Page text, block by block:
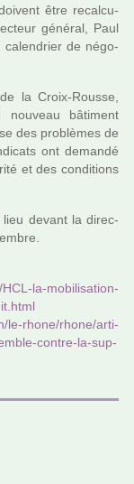
être recal­cu­
géné­ral, Paul
calen­drier de négo­
la Croix-Rousse,
bâti­ment
des pro­blè­mes de
ont demandé
et des condi­tions
lieu devant la direc­
la-mobi­li­sa­tion-
le-rhone/rhone/arti­
contre-la-sup­